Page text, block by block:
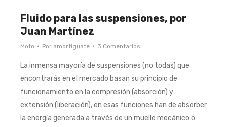
Fluido para las suspensiones, por
Juan Martínez
Moto Por amortiguate 3 Comentarios
La inmensa mayoría de suspensiones (no todas) que
encontrarás en el mercado basan su principio de
funcionamiento en la compresión (absorción) y
extensión (liberación), en esas funciones han de absorber
la energía generada a través de un muelle mecánico o